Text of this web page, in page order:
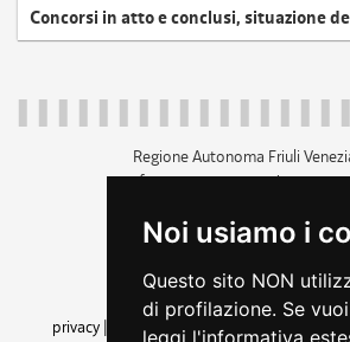
Noi usiamo i
Questo sito NON
di profilazione. Se
leggi l'informativa
Concorsi in atto e conclusi, situazione
Regione Autonoma Friuli
c.f. 80014930327; p.iva
+39 040 3771111
amministrazione
privacy
cookie |note legali accessibilità